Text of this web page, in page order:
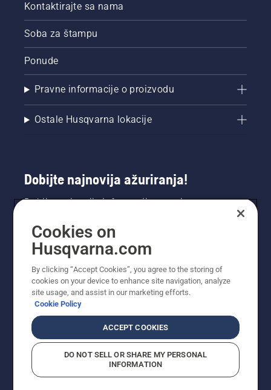
Kontaktirajte sa nama
Soba za štampu
Ponude
Pravne informacije o proizvodu
Ostale Husqvarna lokacije
Dobijte najnovija ažuriranja!
Dobijte najnovije informacije o novim
proizvodima, specijalnim ponudama i još mnogo
toga. Prijavite se na naš bilten ovdje.
Cookies on
Husqvarna.com
By clicking “Accept Cookies”, you agree to the storing of
cookies on your device to enhance site navigation, analyze
site usage, and assist in our marketing efforts.
Cookie Policy
ACCEPT COOKIES
DO NOT SELL OR SHARE MY PERSONAL
INFORMATION